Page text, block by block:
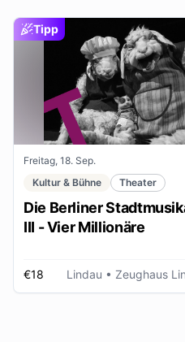
Tipp
Freitag, 18. Sep.
Kultur & Bühne
Theater
Die Berliner
III - Vier Millionäre
€18 Lindau • Zeughaus